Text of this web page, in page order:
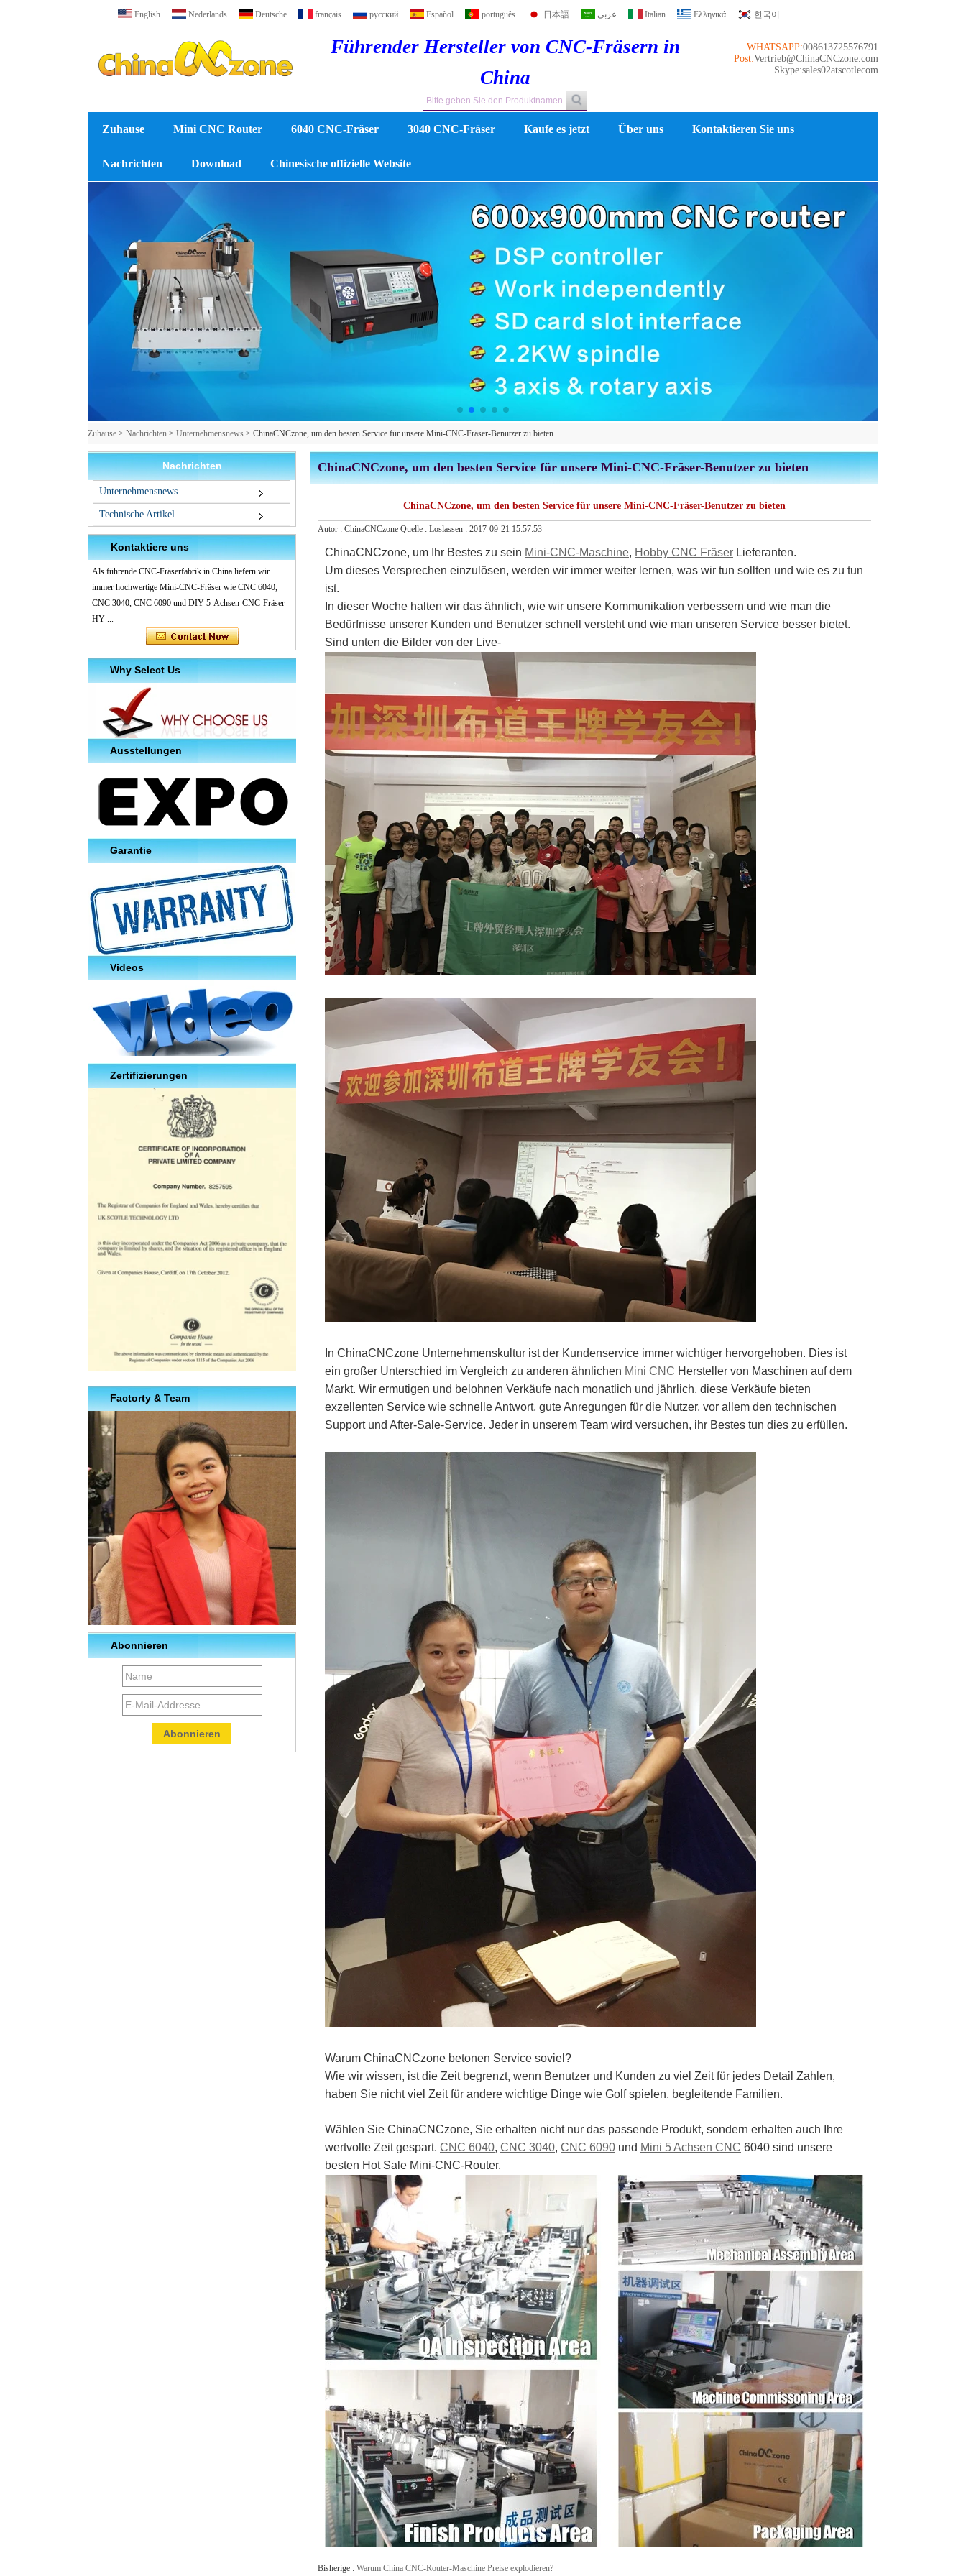
English Nederlands Deutsche français русский Español português 日本語 عربى Italian Ελληνικά 한국어
Führender Hersteller von CNC-Fräsern in
China
008613725576791
WHATSAPP:
Vertrieb@ChinaCNCzone.com
Post:
Skype:sales02atscotlecom
Zuhause Mini CNC Router 6040 CNC-Fräser 3040 CNC-Fräser Kaufe es jetzt Über uns Kontaktieren Sie uns
Nachrichten Download Chinesische offizielle Website
Zuhause > Nachrichten > Unternehmensnews > ChinaCNCzone, um den besten Service für unsere Mini-CNC-Fräser-Benutzer zu bieten
Nachrichten
Unternehmensnews
Technische Artikel
Kontaktiere uns
Als führende CNC-Fräserfabrik in China liefern wir
immer hochwertige Mini-CNC-Fräser wie CNC 6040,
CNC 3040, CNC 6090 und DIY-5-Achsen-CNC-Fräser
HY-...
Why Select Us
Ausstellungen
Garantie
Videos
Zertifizierungen
Factorty & Team
Abonnieren
ChinaCNCzone, um den besten Service für unsere Mini-CNC-Fräser-Benutzer zu bieten
ChinaCNCzone, um den besten Service für unsere Mini-CNC-Fräser-Benutzer zu bieten
Autor : ChinaCNCzone Quelle : Loslassen : 2017-09-21 15:57:53
ChinaCNCzone, um Ihr Bestes zu sein Mini-CNC-Maschine, Hobby CNC Fräser Lieferanten.
Um dieses Versprechen einzulösen, werden wir immer weiter lernen, was wir tun sollten und wie es zu tun
ist.
In dieser Woche halten wir das ähnlich, wie wir unsere Kommunikation verbessern und wie man die
Bedürfnisse unserer Kunden und Benutzer schnell versteht und wie man unseren Service besser bietet.
Sind unten die Bilder von der Live-
In ChinaCNCzone Unternehmenskultur ist der Kundenservice immer wichtiger hervorgehoben. Dies ist
ein großer Unterschied im Vergleich zu anderen ähnlichen Mini CNC Hersteller von Maschinen auf dem
Markt. Wir ermutigen und belohnen Verkäufe nach monatlich und jährlich, diese Verkäufe bieten
exzellenten Service wie schnelle Antwort, gute Anregungen für die Nutzer, vor allem den technischen
Support und After-Sale-Service. Jeder in unserem Team wird versuchen, ihr Bestes tun dies zu erfüllen.
Warum ChinaCNCzone betonen Service soviel?
Wie wir wissen, ist die Zeit begrenzt, wenn Benutzer und Kunden zu viel Zeit für jedes Detail Zahlen,
haben Sie nicht viel Zeit für andere wichtige Dinge wie Golf spielen, begleitende Familien.
Wählen Sie ChinaCNCzone, Sie erhalten nicht nur das passende Produkt, sondern erhalten auch Ihre
wertvolle Zeit gespart. CNC 6040, CNC 3040, CNC 6090 und Mini 5 Achsen CNC 6040 sind unsere
besten Hot Sale Mini-CNC-Router.
Bisherige : Warum China CNC-Router-Maschine Preise explodieren?